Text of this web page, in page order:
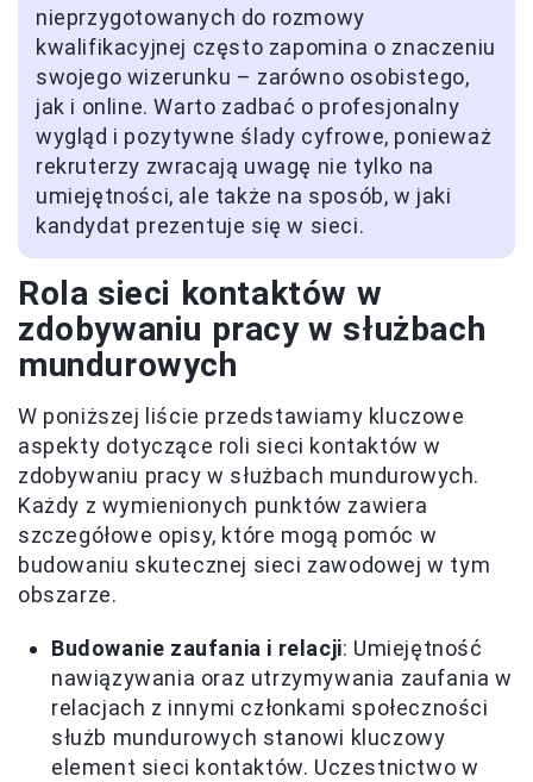
nieprzygotowanych do rozmowy
kwalifikacyjnej często zapomina o znaczeniu
swojego wizerunku – zarówno osobistego,
jak i online. Warto zadbać o profesjonalny
wygląd i pozytywne ślady cyfrowe, ponieważ
rekruterzy zwracają uwagę nie tylko na
umiejętności, ale także na sposób, w jaki
kandydat prezentuje się w sieci.
Rola sieci kontaktów w
zdobywaniu pracy w służbach
mundurowych
W poniższej liście przedstawiamy kluczowe
aspekty dotyczące roli sieci kontaktów w
zdobywaniu pracy w służbach mundurowych.
Każdy z wymienionych punktów zawiera
szczegółowe opisy, które mogą pomóc w
budowaniu skutecznej sieci zawodowej w tym
obszarze.
Budowanie zaufania i relacji: Umiejętność
nawiązywania oraz utrzymywania zaufania w
relacjach z innymi członkami społeczności
służb mundurowych stanowi kluczowy
element sieci kontaktów. Uczestnictwo w